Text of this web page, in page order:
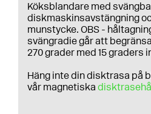
Köksblandare med
diskmaskinsavstängning
munstycke. OBS -
svängradie går att
270 grader med 15 graders
Häng inte din disktrasa på
vår magnetiska